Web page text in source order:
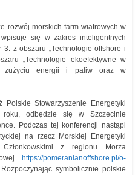
rozwój morskich farm wiatrowych w
się w zakres inteligentnych
z obszaru „Technologie offshore i
„Technologie ekoefektywne w
i zużyciu energii i paliw oraz w
Stowarzyszenie Energetyki
odbędzie się w Szczecinie
Podczas tej konferencji nastąpi
na rzecz Morskiej Energetyki
z regionu Morza
https://pomeranianoffshore.pl/o-
symbolicznie polskie